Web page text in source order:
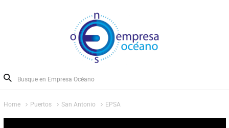
Home Puertos San Antonio EPSA